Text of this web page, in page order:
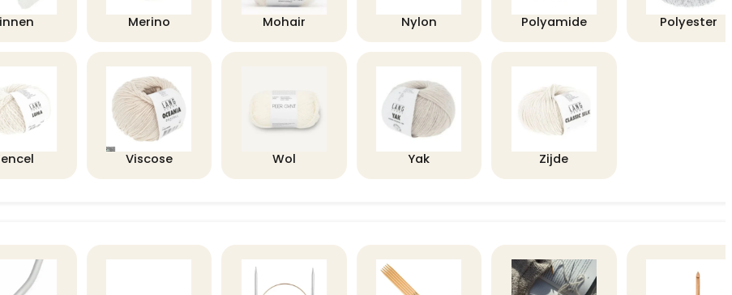
Merino Mohair Nylon Polyamide Polyester
Viscose Wol Yak Zijde